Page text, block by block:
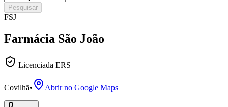
Pesquisar
FSJ
Farmácia São João
Licenciada ERS
Covilhã• Abrir no Google Maps